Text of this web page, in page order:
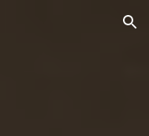
Skip to navigation